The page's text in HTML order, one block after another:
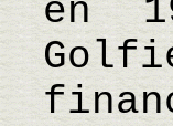
en